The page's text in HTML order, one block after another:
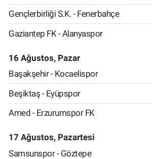
Gençlerbirliği S.K. - Fenerbahçe
Gaziantep FK - Alanyaspor
16 Ağustos, Pazar
Başakşehir - Kocaelispor
Beşiktaş - Eyüpspor
Amed - Erzurumspor FK
17 Ağustos, Pazartesi
Samsunspor - Göztepe